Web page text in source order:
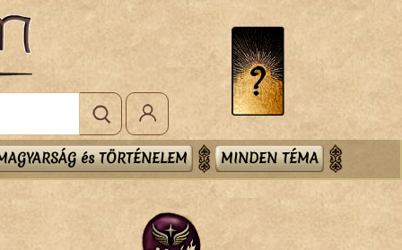
és TÖRTÉNELEM MINDEN TÉMA